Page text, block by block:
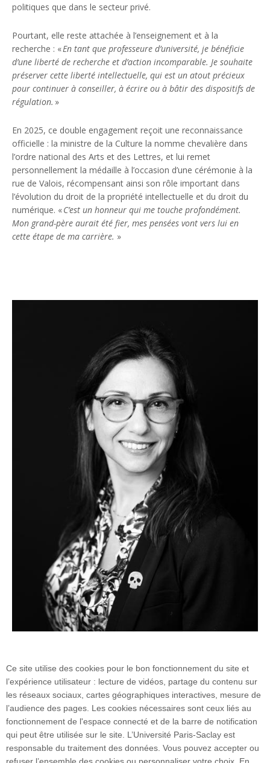
politiques que dans le secteur privé.
Pourtant, elle reste attachée à l’enseignement et à la
recherche : «En tant que professeure d’université, je bénéficie
d’une liberté de recherche et d’action incomparable. Je souhaite
préserver cette liberté intellectuelle, qui est un atout précieux
pour continuer à conseiller, à écrire ou à bâtir des dispositifs de
régulation. »
En 2025, ce double engagement reçoit une reconnaissance
officielle : la ministre de la Culture la nomme chevalière dans
l’ordre national des Arts et des Lettres, et lui remet
personnellement la médaille à l’occasion d’une cérémonie à la
rue de Valois, récompensant ainsi son rôle important dans
l’évolution du droit de la propriété intellectuelle et du droit du
numérique. «C’est un honneur qui me touche profondément.
Mon grand-père aurait été fier, mes pensées vont vers lui en
cette étape de ma carrière. »
Alexandra Bensamoun - Crédits Virginie Bonnefon
Ce site utilise des cookies pour le bon fonctionnement du site et
l’expérience utilisateur : lecture de vidéos, partage du contenu sur
les réseaux sociaux, cartes géographiques interactives, mesure de
l’audience des pages. Les cookies nécessaires sont ceux liés au
fonctionnement de l'espace connecté et de la barre de notification
qui peut être utilisée sur le site. L’Université Paris-Saclay est
responsable du traitement des données. Vous pouvez accepter ou